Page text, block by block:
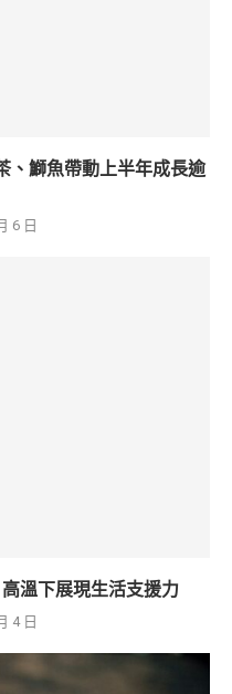
、鰤魚帶動上半年成長逾
6 日
溫下展現生活支援力
4 日